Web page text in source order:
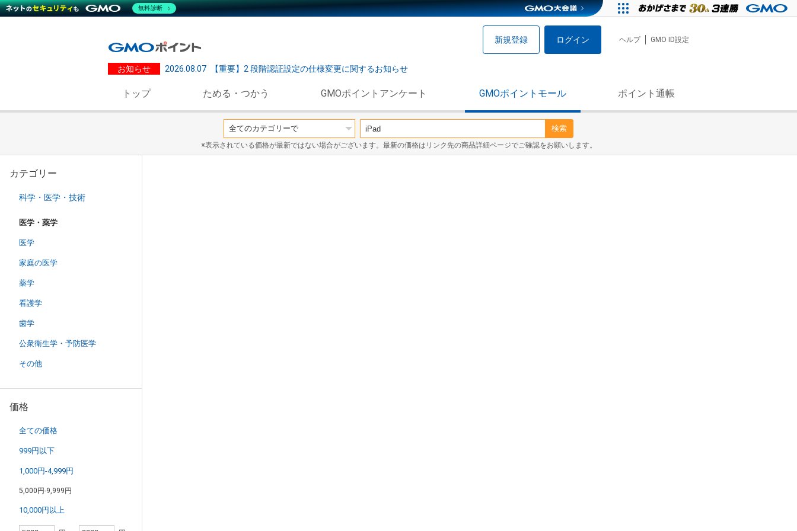
新規登録 ログイン ヘルプ GMO ID設定
お知らせ 2026.08.07 【重要】2 段階認証設定の仕様変更に関するお知らせ
トップ ためる・つかう GMOポイントアンケート GMOポイントモール ポイント通帳
検索
※表示されている価格が最新ではない場合がございます。最新の価格はリンク先の商品詳細ページでご確認をお願いします。
カテゴリー
科学・医学・技術
医学・薬学
医学
家庭の医学
薬学
看護学
歯学
公衆衛生学・予防医学
その他
価格
全ての価格
999円以下
1,000円-4,999円
5,000円-9,999円
10,000円以上
無料診断